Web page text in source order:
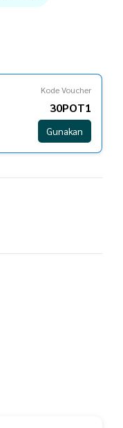
Kode Voucher
30POT1
Gunakan